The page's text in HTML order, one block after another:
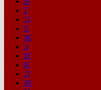
Г
Д
Е
Ж
З
И
К
Л
М